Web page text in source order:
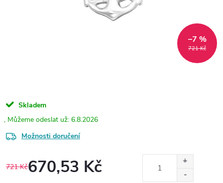
721 Kč
–7 %
Skladem
6.8.2026
Možnosti doručení
721 Kč670,53 Kč